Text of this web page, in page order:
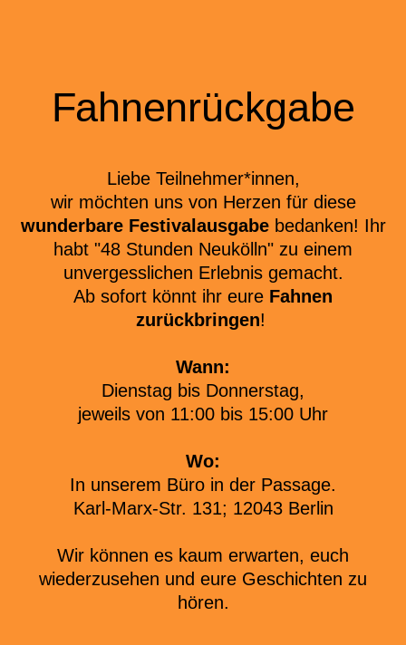
Fahnenrückgabe
Liebe Teilnehmer*innen,
wir möchten uns von Herzen für diese
wunderbare Festivalausgabebedanken! Ihr
habt "48 Stunden Neukölln" zu einem
unvergesslichen Erlebnis gemacht.
Ab sofort könnt ihr eure Fahnen
zurückbringen!
Wann:
Dienstag bis Donnerstag,
jeweils von 11:00 bis 15:00 Uhr
Wo:
In unserem Büro in der Passage.
Karl-Marx-Str. 131; 12043 Berlin
Wir können es kaum erwarten, euch
wiederzusehen und eure Geschichten zu
hören.